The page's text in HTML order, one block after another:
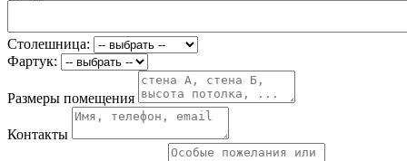
Столешница:
Фартук:
Размеры помещения
Контакты